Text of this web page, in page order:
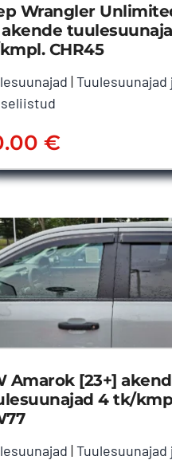
Wrangler
akende
CHR45
|Tuulesuunajad
€
Amarok [23+]
4 tk/
|Tuulesuunajad